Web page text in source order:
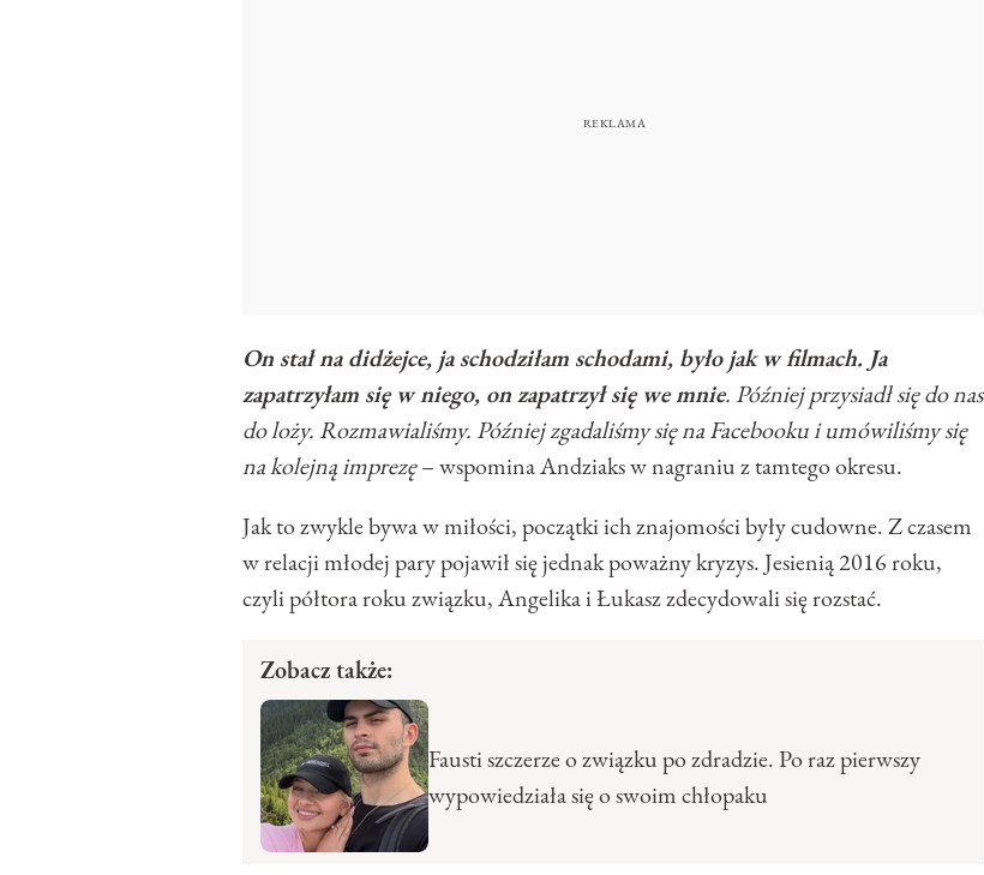
On stał na didżejce, ja schodziłam schodami, było jak w filmach. Ja
zapatrzyłam się w niego, on zapatrzył się we mnie. Później przysiadł się do nas
do loży. Rozmawialiśmy. Później zgadaliśmy się na Facebooku i umówiliśmy się
na kolejną imprezę– wspomina Andziaks w nagraniu z tamtego okresu.
Jak to zwykle bywa w miłości, początki ich znajomości były cudowne. Z czasem
w relacji młodej pary pojawił się jednak poważny kryzys. Jesienią 2016 roku,
czyli półtora roku związku, Angelika i Łukasz zdecydowali się rozstać.
Zobacz także:
Fausti szczerze o związku po zdradzie. Po raz pierwszy
wypowiedziała się o swoim chłopaku